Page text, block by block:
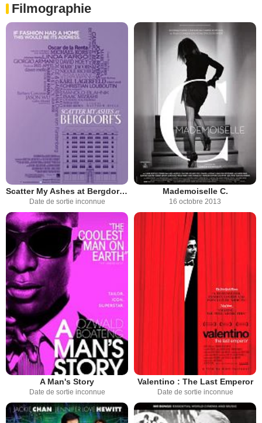
Filmographie
Scatter My Ashes at Bergdorf's
Date de sortie inconnue
Mademoiselle C.
16 octobre 2013
A Man's Story
Date de sortie inconnue
Valentino : The Last Emperor
Date de sortie inconnue